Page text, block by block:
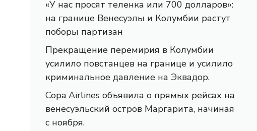
«У нас просят теленка или 700 долларов»:
на границе Венесуэлы и Колумбии растут
поборы партизан
Прекращение перемирия в Колумбии
усилило повстанцев на границе и усилило
криминальное давление на Эквадор.
Copa Airlines объявила о прямых рейсах на
венесуэльский остров Маргарита, начиная
с ноября.